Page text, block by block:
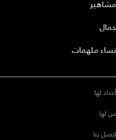
مشاهير
جمال
نساء ملهمات
أعداد لها
عن لها
إتصل بنا